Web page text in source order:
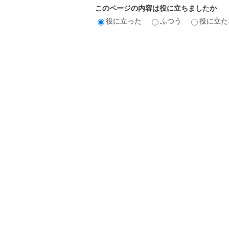
このページの内容は役に立ちましたか
役に立った
ふつう 役に立